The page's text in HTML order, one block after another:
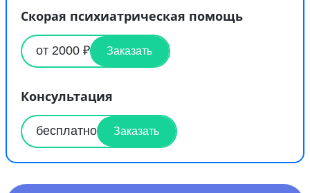
Скорая психиатрическая помощь
от 2000 ₽ Заказать
Консультация
бесплатно Заказать